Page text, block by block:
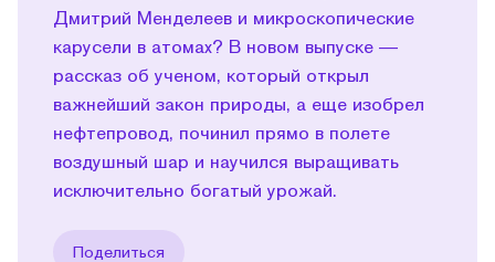
Дмитрий Менделеев и микроскопические
карусели в атомах? В новом выпуске —
рассказ об ученом, который открыл
важнейший закон природы, а еще изобрел
нефтепровод, починил прямо в полете
воздушный шар и научился выращивать
исключительно богатый урожай.
Поделиться